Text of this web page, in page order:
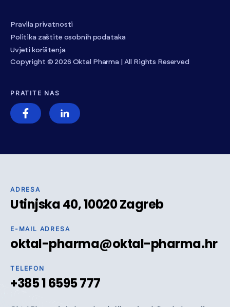
ADRESA
Utinjska 40, 10020 Zagreb
E-MAIL ADRESA
oktal-pharma@oktal-pharma.hr
TELEFON
+385 1 6595 777
Pravila privatnosti
Politika zaštite osobnih podataka
Uvjeti korištenja
Copyright © 2026 Oktal Pharma | All Rights Reserved
PRATITE NAS